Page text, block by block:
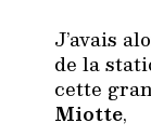
J’avais
de la
cette
Miotte,